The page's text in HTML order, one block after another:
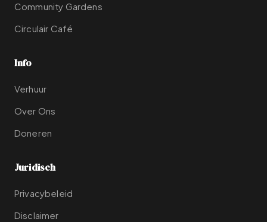
Community Gardens
Circulair Café
Info
Verhuur
Over Ons
Doneren
Juridisch
Privacybeleid
Disclaimer